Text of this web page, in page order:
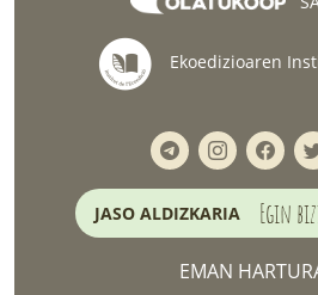
Ekoedizioaren
JASO ALDIZKARIA Egin
EMAN